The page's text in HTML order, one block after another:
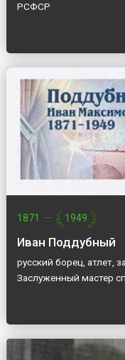
РСФСР
1871 — 1949
Иван Поддубный
русский борец, атлет,
Заслуженный мастер